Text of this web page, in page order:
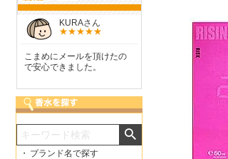
KURAさん
こまめにメールを頂けたの
で安心できました。
しらすさん
商品が早く届いたの
・ ブランド名で探す